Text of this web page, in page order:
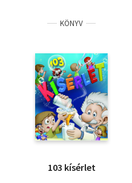
KÖNYV
103 kísérlet